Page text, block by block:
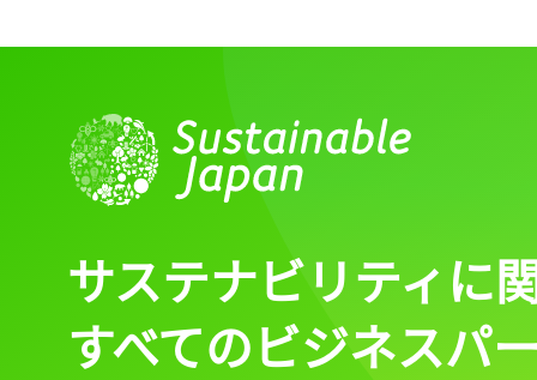
記事をお気に入りに
ログインが必
サステナビリティに
すべてのビジネスパ